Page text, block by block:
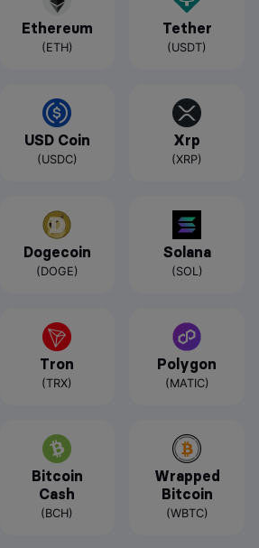
Ethereum
(ETH)
Tether
(USDT)
USD Coin
(USDC)
Xrp
(XRP)
Dogecoin
(DOGE)
Solana
(SOL)
Tron
(TRX)
Polygon
(MATIC)
Bitcoin
Cash
(BCH)
Wrapped
Bitcoin
(WBTC)